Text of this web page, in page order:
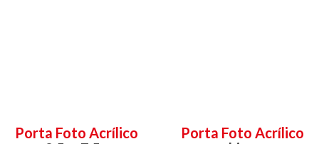
Porta Foto Acrílico
Porta Foto Acrílico